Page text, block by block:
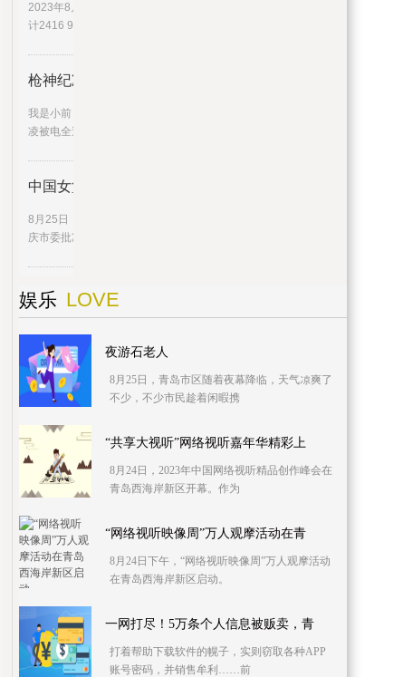
2023年8月25日四川路桥连续6日融资净偿还累
计2416 95万元
枪神纪凌被电全过程（枪神纪凌）
我是小前，我来为大家解答以上问题。枪神纪
凌被电全过程，枪神纪凌很多
中国女篮原主教练李亚光被开除党
8月25日，据重庆市纪委监委消息，日前，经重
庆市委批准，重庆市纪委监
娱乐 LOVE
夜游石老人
8月25日，青岛市区随着夜幕降临，天气凉爽了
不少，不少市民趁着闲暇携
“共享大视听”网络视听嘉年华精彩上
8月24日，2023年中国网络视听精品创作峰会在
青岛西海岸新区开幕。作为
“网络视听映像周”万人观摩活动在青
8月24日下午，“网络视听映像周”万人观摩活动
在青岛西海岸新区启动。
一网打尽！5万条个人信息被贩卖，青
打着帮助下载软件的幌子，实则窃取各种APP
账号密码，并销售牟利……前